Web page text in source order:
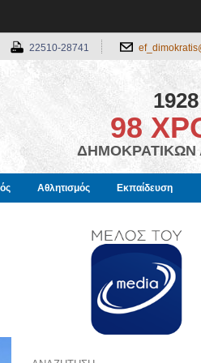
22510-28741
98
ΔΗΜΟΚΡΑΤΙΚΩΝ
Αθλητισμός Εκπαίδευση